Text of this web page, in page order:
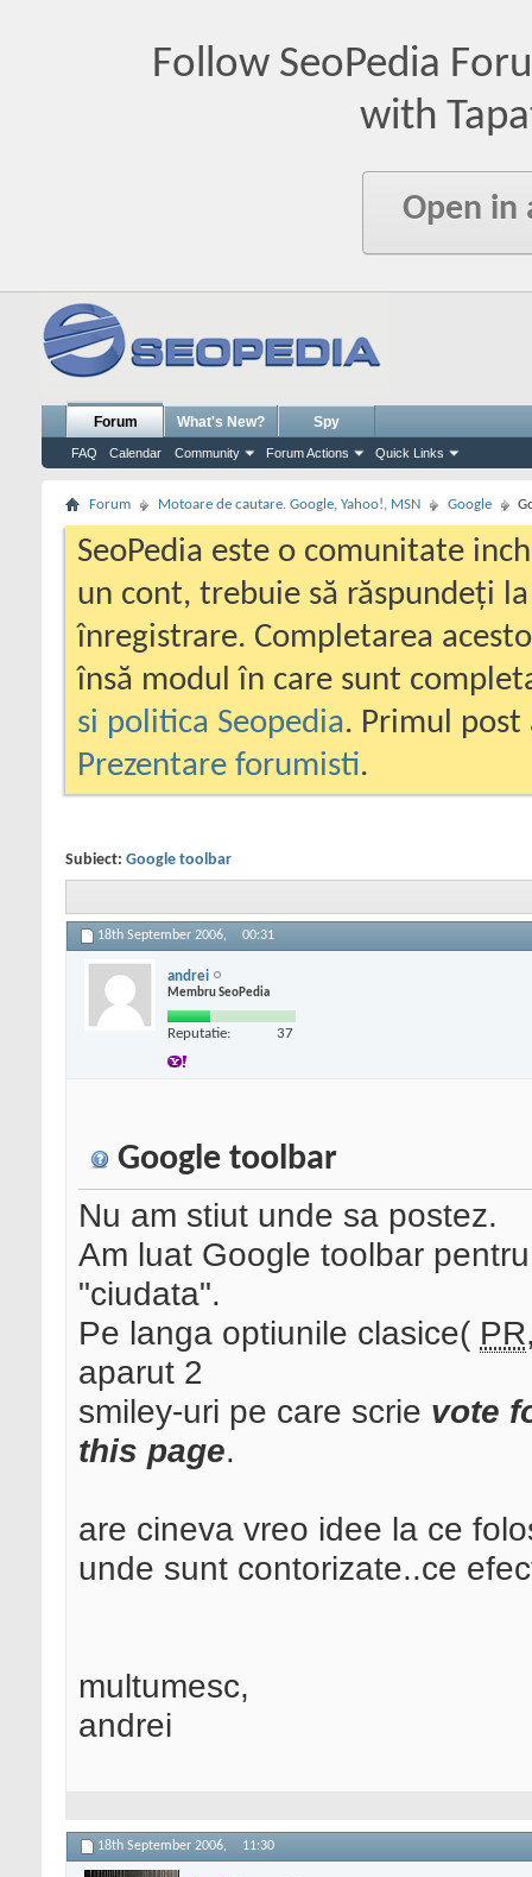
Follow SeoPedia
with
Open in
Forum
FAQ Calendar Community Forum Actions Quick Links
What's New? Spy
Forum Motoare de cautare. Google, Yahoo!, MSN Google
SeoPedia este o comunitate
un cont, trebuie să răspundeți
înregistrare. Completarea
însă modul în care sunt
si politica Seopedia. Primul
Prezentare forumisti.
Subiect: Google toolbar
18th September 2006, 00:31
andrei
Membru SeoPedia
Reputatie: 37
Google toolbar
Nu am stiut unde sa postez.
Am luat Google toolbar
"ciudata".
Pe langa optiunile clasice( PR
aparut 2
smiley-uri pe care scrie vote
this page.
are cineva vreo idee la ce
unde sunt contorizate..ce
multumesc,
andrei
18th September 2006, 11:30